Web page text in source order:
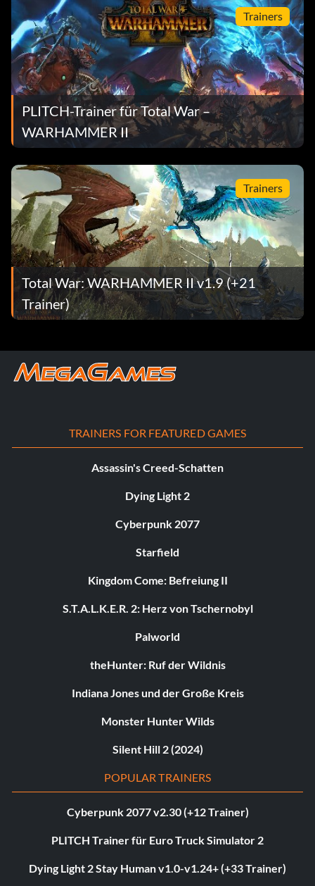
Trainers
PLITCH-Trainer für Total War –
WARHAMMER II
Trainers
Total War: WARHAMMER II v1.9 (+21
Trainer)
TRAINERS FOR FEATURED GAMES
Assassin's Creed-Schatten
Dying Light 2
Cyberpunk 2077
Starfield
Kingdom Come: Befreiung II
S.T.A.L.K.E.R. 2: Herz von Tschernobyl
Palworld
theHunter: Ruf der Wildnis
Indiana Jones und der Große Kreis
Monster Hunter Wilds
Silent Hill 2 (2024)
POPULAR TRAINERS
Cyberpunk 2077 v2.30 (+12 Trainer)
PLITCH Trainer für Euro Truck Simulator 2
Dying Light 2 Stay Human v1.0-v1.24+ (+33 Trainer)